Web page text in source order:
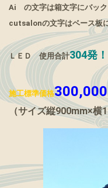
Ai の文字は箱文字にバック
cutsalonの文字はベース板
ＬＥＤ 使用合計304発！
施工標準価格
（サイズ縦900mm×横